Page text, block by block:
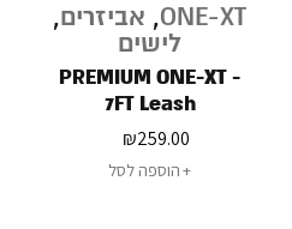
ONE-XT
, אביזרים,
לישים
PREMIUM ONE-XT -
7FT Leash
₪259.00
הוספה לסל